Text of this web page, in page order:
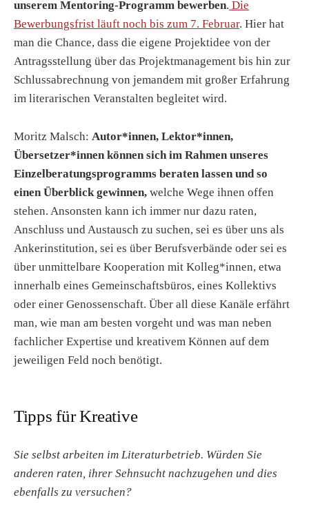
unserem Mentoring-Programm bewerben. Die
Bewerbungsfrist läuft noch bis zum 7. Februar. Hier hat
man die Chance, dass die eigene Projektidee von der
Antragsstellung über das Projektmanagement bis hin zur
Schlussabrechnung von jemandem mit großer Erfahrung
im literarischen Veranstalten begleitet wird.
Moritz Malsch: Autor*innen, Lektor*innen,
Übersetzer*innen können sich im Rahmen unseres
Einzelberatungsprogramms beraten lassen und so
einen Überblick gewinnen, welche Wege ihnen offen
stehen. Ansonsten kann ich immer nur dazu raten,
Anschluss und Austausch zu suchen, sei es über uns als
Ankerinstitution, sei es über Berufsverbände oder sei es
über unmittelbare Kooperation mit Kolleg*innen, etwa
innerhalb eines Gemeinschaftsbüros, eines Kollektivs
oder einer Genossenschaft. Über all diese Kanäle erfährt
man, wie man am besten vorgeht und was man neben
fachlicher Expertise und kreativem Können auf dem
jeweiligen Feld noch benötigt.
Tipps für Kreative
Sie selbst arbeiten im Literaturbetrieb. Würden Sie
anderen raten, ihrer Sehnsucht nachzugehen und dies
ebenfalls zu versuchen?